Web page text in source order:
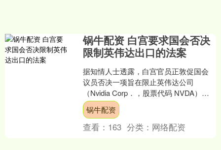
锅牛配资 白宫要求国会否决
限制英伟达出口的法案
据知情人士透露，白宫官员正敦促国会
议员否决一项旨在限止英伟达公司
（Nvidia Corp．，股票代码 NVDA）出
售人工智能（AI）芯片能力的法案。此举
使得这项....
锅牛配资
查看： 163 分类： 网络配资